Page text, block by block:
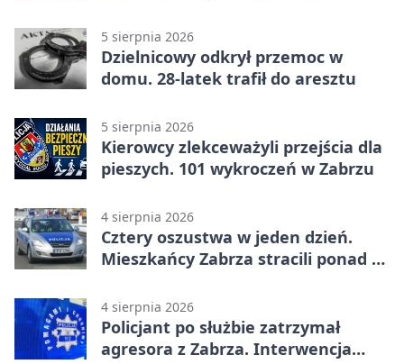
5 sierpnia 2026
Dzielnicowy odkrył przemoc w
domu. 28-latek trafił do aresztu
5 sierpnia 2026
Kierowcy zlekceważyli przejścia dla
pieszych. 101 wykroczeń w Zabrzu
4 sierpnia 2026
Cztery oszustwa w jeden dzień.
Mieszkańcy Zabrza stracili ponad 6
4 sierpnia 2026
Policjant po służbie zatrzymał
agresora z Zabrza. Interwencja